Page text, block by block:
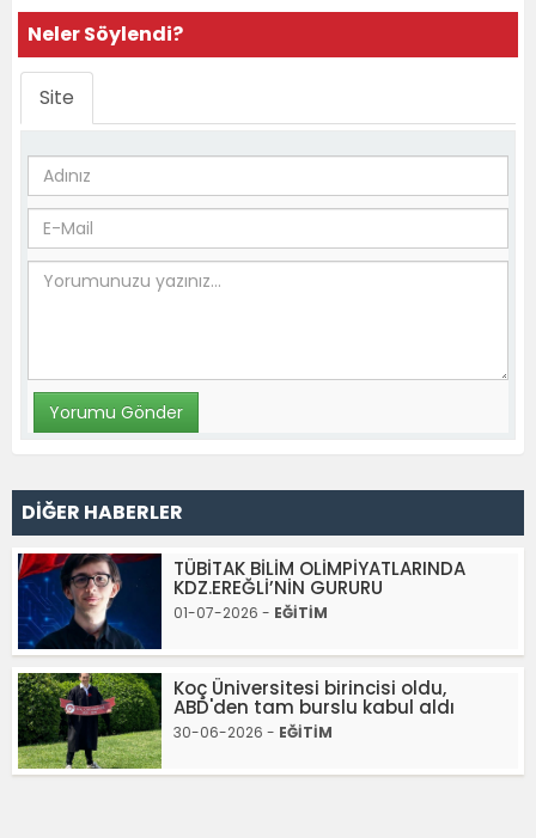
Neler Söylendi?
Site
DİĞER HABERLER
TÜBİTAK BİLİM OLİMPİYATLARINDA
KDZ.EREĞLİ’NİN GURURU
01-07-2026 - EĞİTİM
Koç Üniversitesi birincisi oldu,
ABD'den tam burslu kabul aldı
30-06-2026 - EĞİTİM